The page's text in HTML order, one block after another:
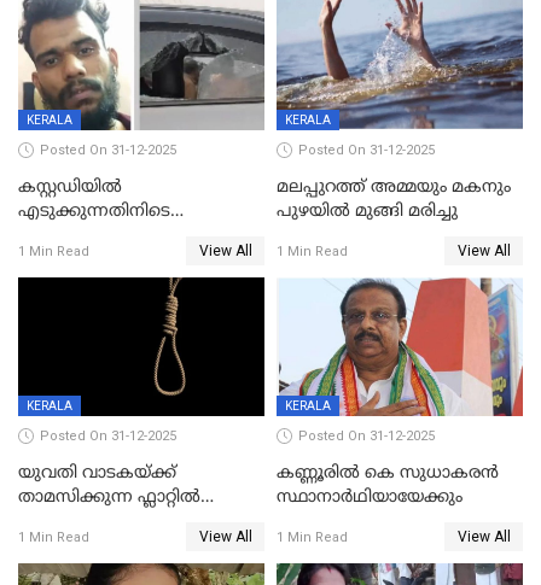
KERALA
Posted On 31-12-2025
കസ്റ്റഡിയിൽ
എടുക്കുന്നതിനിടെ
വധശ്രമക്കേസ് പ്രതി പിടിയിൽ
1 Min Read View All
KERALA
Posted On 31-12-2025
മലപ്പുറത്ത് അമ്മയും മകനും
പുഴയിൽ മുങ്ങി മരിച്ചു
1 Min Read View All
KERALA
Posted On 31-12-2025
യുവതി വാടകയ്ക്ക്
താമസിക്കുന്ന ഫ്ലാറ്റില്‍
സംഭവം കൈതപ്പൊയിലില്‍
1 Min Read View All
KERALA
Posted On 31-12-2025
കണ്ണൂരിൽ കെ സുധാകരൻ
സ്ഥാനാർഥിയായേക്കും
1 Min Read View All